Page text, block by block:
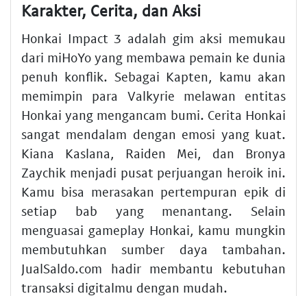
Karakter, Cerita, dan Aksi
Honkai Impact 3 adalah gim aksi memukau
dari miHoYo yang membawa pemain ke dunia
penuh konflik. Sebagai Kapten, kamu akan
memimpin para Valkyrie melawan entitas
Honkai yang mengancam bumi. Cerita Honkai
sangat mendalam dengan emosi yang kuat.
Kiana Kaslana, Raiden Mei, dan Bronya
Zaychik menjadi pusat perjuangan heroik ini.
Kamu bisa merasakan pertempuran epik di
setiap bab yang menantang. Selain
menguasai gameplay Honkai, kamu mungkin
membutuhkan sumber daya tambahan.
JualSaldo.com hadir membantu kebutuhan
transaksi digitalmu dengan mudah.